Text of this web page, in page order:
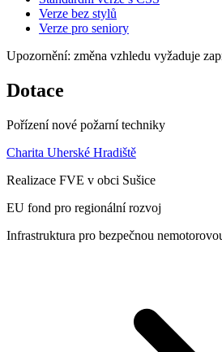
Verze bez stylů
Verze pro seniory
Upozornění: změna vzhledu vyžaduje
Dotace
Pořízení nové požarní techniky
Charita Uherské Hradiště
Realizace FVE v obci Sušice
EU fond pro regionální rozvoj
Infrastruktura pro bezpečnou